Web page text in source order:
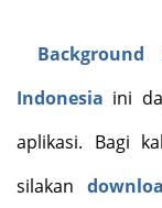
Indonesia ini
aplikasi. Bagi
silakan